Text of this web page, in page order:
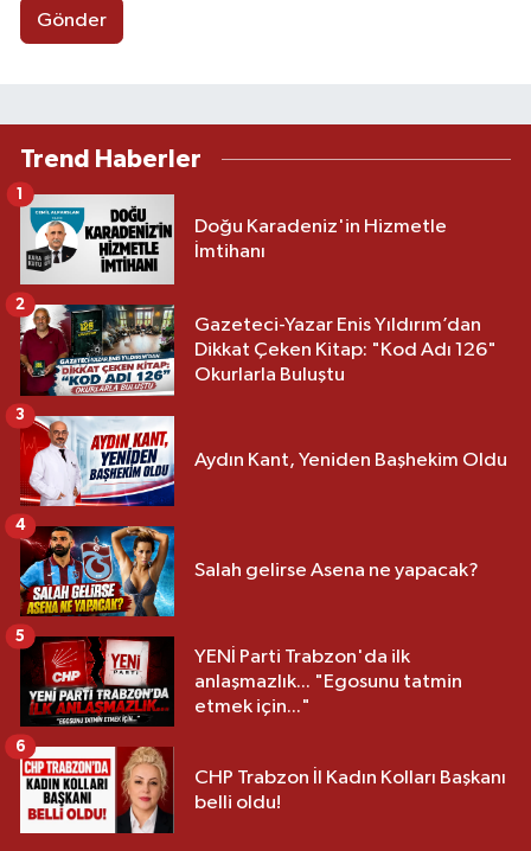
Gönder
Trend Haberler
Doğu Karadeniz'in Hizmetle
İmtihanı
1
Gazeteci-Yazar Enis Yıldırım’dan
Dikkat Çeken Kitap: "Kod Adı 126"
Okurlarla Buluştu
2
Aydın Kant, Yeniden Başhekim Oldu
3
Salah gelirse Asena ne yapacak?
4
YENİ Parti Trabzon'da ilk
anlaşmazlık... "Egosunu tatmin
etmek için..."
5
CHP Trabzon İl Kadın Kolları Başkanı
belli oldu!
6